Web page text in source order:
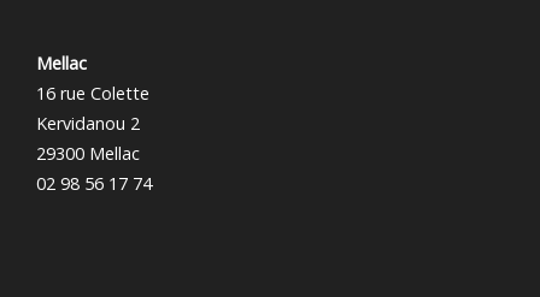
Mellac
16 rue Colette
Kervidanou 2
29300 Mellac
02 98 56 17 74